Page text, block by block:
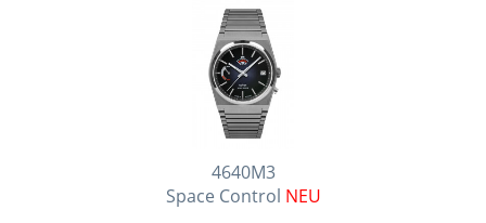
4640M3
Space Control NEU